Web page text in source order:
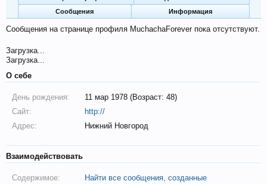
Сообщения
Информация
Сообщения на странице профиля MuchachaForever пока отсутствуют.
Загрузка...
Загрузка...
О себе
День рождения:
11 мар 1978 (Возраст: 48)
Сайт:
http://
Адрес:
Нижний Новгород
Взаимодействовать
Содержимое:
Найти все сообщения, созданные